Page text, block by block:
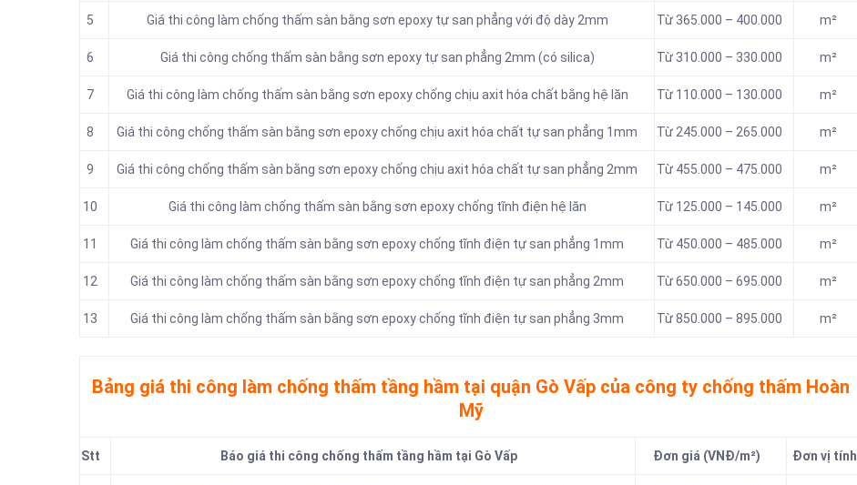
5 Giá thi công làm chống thấm sàn bằng sơn epoxy tự san phẳng với độ dày 2mm Từ 365.000 – 400.000 m²
6 Giá thi công chống thấm sàn bằng sơn epoxy tự san phẳng 2mm (có silica) Từ 310.000 – 330.000 m²
7 Giá thi công làm chống thấm sàn bằng sơn epoxy chống chịu axit hóa chất bằng hệ lăn Từ 110.000 – 130.000 m²
8 Giá thi công chống thấm sàn bằng sơn epoxy chống chịu axit hóa chất tự san phẳng 1mm Từ 245.000 – 265.000 m²
9 Giá thi công chống thấm sàn bằng sơn epoxy chống chịu axit hóa chất tự san phẳng 2mm Từ 455.000 – 475.000 m²
10 Giá thi công làm chống thấm sàn bằng sơn epoxy chống tĩnh điện hệ lăn Từ 125.000 – 145.000 m²
11 Giá thi công làm chống thấm sàn bằng sơn epoxy chống tĩnh điện tự san phẳng 1mm Từ 450.000 – 485.000 m²
12 Giá thi công làm chống thấm sàn bằng sơn epoxy chống tĩnh điện tự san phẳng 2mm Từ 650.000 – 695.000 m²
13 Giá thi công làm chống thấm sàn bằng sơn epoxy chống tĩnh điện tự san phẳng 3mm Từ 850.000 – 895.000 m²
Bảng giá thi công làm chống thấm tầng hầm tại quận Gò Vấp của công ty chống thấm Hoàn
Mỹ
Stt Báo giá thi công chống thấm tầng hầm tại Gò Vấp Đơn giá (VNĐ/m²) Đơn vị tính